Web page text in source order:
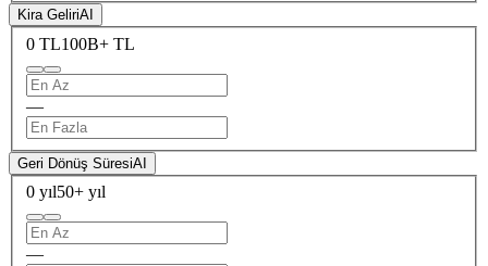
Kira GeliriAI
0 TL100B+ TL
—
Geri Dönüş SüresiAI
0 yıl50+ yıl
—